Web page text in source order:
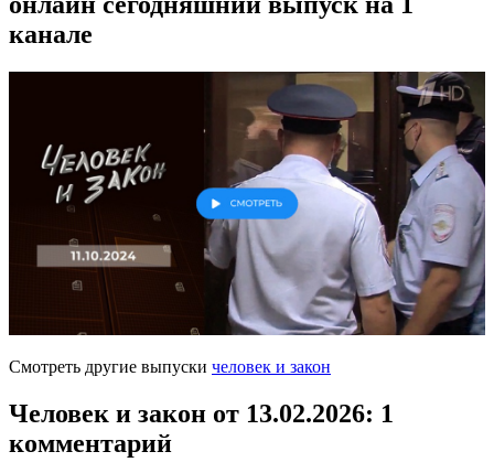
канале
Смотреть другие выпуски человек и закон
Человек и закон от 13.02.2026: 1
комментарий